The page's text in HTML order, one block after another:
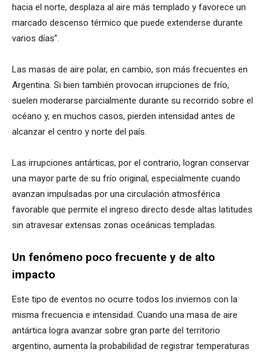
hacia el norte, desplaza al aire más templado y favorece un
marcado descenso térmico que puede extenderse durante
varios días”.
Las masas de aire polar, en cambio, son más frecuentes en
Argentina. Si bien también provocan irrupciones de frío,
suelen moderarse parcialmente durante su recorrido sobre el
océano y, en muchos casos, pierden intensidad antes de
alcanzar el centro y norte del país.
Las irrupciones antárticas, por el contrario, logran conservar
una mayor parte de su frío original, especialmente cuando
avanzan impulsadas por una circulación atmosférica
favorable que permite el ingreso directo desde altas latitudes
sin atravesar extensas zonas oceánicas templadas.
Un fenómeno poco frecuente y de alto
impacto
Este tipo de eventos no ocurre todos los inviernos con la
misma frecuencia e intensidad. Cuando una masa de aire
antártica logra avanzar sobre gran parte del territorio
argentino, aumenta la probabilidad de registrar temperaturas